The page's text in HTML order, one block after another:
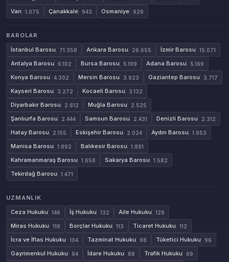
Van 1.075 Çanakkale 943 Osmaniye 929
BAROLAR
İstanbul Barosu
71.358 Ankara Barosu 26.655 İzmir Barosu 15.071
Antalya Barosu 6.102 Bursa Barosu 5.199 Adana Barosu 5.169
Konya Barosu 4.302 Mersin Barosu 3.923 Gaziantep Barosu 3.717
Kayseri Barosu 3.272 Kocaeli Barosu 3.132
Diyarbakır Barosu 2.612 Muğla Barosu 2.525
Şanlıurfa Barosu 2.444 Samsun Barosu 2.431 Denizli Barosu 2.312
Hatay Barosu 2.155 Eskişehir Barosu 2.024 Aydın Barosu 1.953
Manisa Barosu 1.892 Balıkesir Barosu 1.891
Kahramanmaraş Barosu 1.658 Sakarya Barosu 1.582
Tekirdağ Barosu 1.471
UZMANLIK
Ceza Hukuku
146 İş Hukuku 132 Aile Hukuku 128
Miras Hukuku 119 Borçlar Hukuku 113 Ticaret Hukuku 112
İcra ve İflas Hukuku 104 Tazminat Hukuku 98 Tüketici Hukuku 96
Gayrimenkul Hukuku 94 İdare Hukuku 88 Trafik Hukuku 69